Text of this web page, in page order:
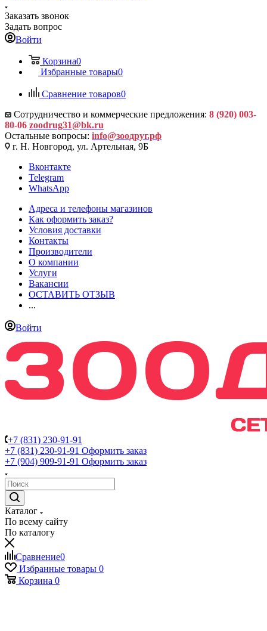
Заказать звонок
Задать вопрос
Войти
Корзина0
Избранные товары0
Сравнение товаров0
Сотрудничество и коммерческие предложения: 8 (920) 003-
80-06 zoodrug31@bk.ru
Остальные вопросы: info@зоодруг.рф
г. Н. Новгород, ул. Артельная, 9Б
Вконтакте
Telegram
WhatsApp
Адреса и телефоны магазинов
Как оформить заказ?
Условия доставки
Контакты
Производители
О компании
Услуги
Вакансии
ОСТАВИТЬ ОТЗЫВ
...
Войти
+7 (831) 230-91-91
+7 (831) 230-91-91 Оформить заказ
+7 (904) 909-91-91 Оформить заказ
Каталог
По всему сайту
По каталогу
Сравнение0
Избранные товары 0
Корзина 0